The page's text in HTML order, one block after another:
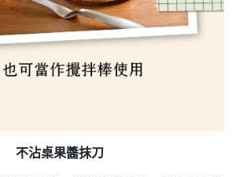
不沾桌果醬抹刀